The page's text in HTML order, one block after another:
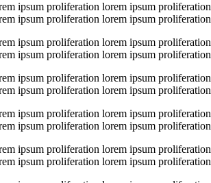
ipsum proliferation lorem ipsum
ipsum proliferation lorem ipsum proliferation
ipsum proliferation lorem ipsum
ipsum proliferation lorem ipsum proliferation
ipsum proliferation lorem ipsum
ipsum proliferation lorem ipsum proliferation
ipsum proliferation lorem ipsum
ipsum proliferation lorem ipsum proliferation
ipsum proliferation lorem ipsum
ipsum proliferation lorem ipsum proliferation